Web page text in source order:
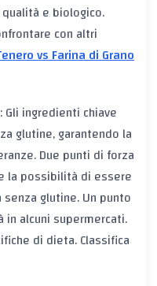
e biologico.
con altri
vs Farina di Grano
Gli ingredienti chiave
glutine, garantendo la
Due punti di forza
la possibilità di essere
glutine. Un punto
alcuni supermercati.
di dieta. Classifica